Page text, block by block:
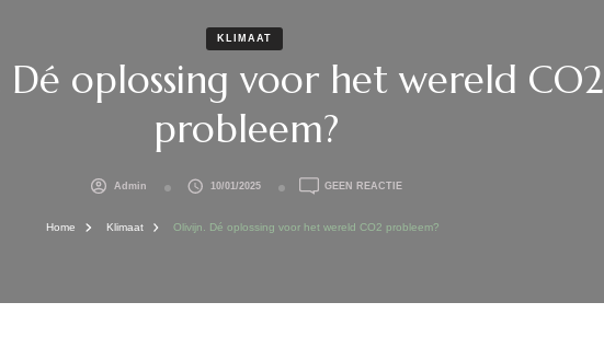
KLIMAAT
Dé oplossing voor het wereld CO2
probleem?
Admin 10/01/2025 GEEN REACTIEOP
OPLOSSING
Home Klimaat Olivijn. Dé oplossing voor het wereld CO2 probleem?